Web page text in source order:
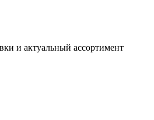
и актуальный ассортимент